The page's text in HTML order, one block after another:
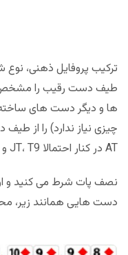
ترکیب پروفایل ذهنی،
طیف دست رقیب را مشخص
ها و دیگر دست های
AT در کنار احتمالا JT، T9 و 98 همخال باقی بماند.
نصف پات شرط می کنید و
دست هایی همانند زیر،